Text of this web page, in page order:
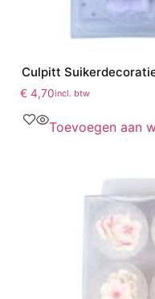
Culpitt
€ 4,70incl. btw
Toevoegen aan